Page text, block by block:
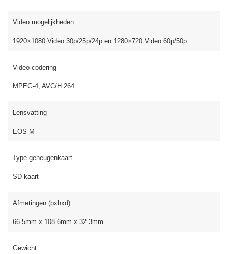
Video mogelijkheden
1920×1080 Video 30p/25p/24p en 1280×720 Video 60p/50p
Video codering
MPEG-4, AVC/H.264
Lensvatting
EOS M
Type geheugenkaart
SD-kaart
Afmetingen (bxhxd)
66.5mm x 108.6mm x 32.3mm
Gewicht